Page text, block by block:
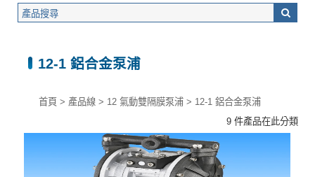
12-1 鋁合金泵浦
首頁 > 產品線 > 12 氣動雙隔膜泵浦 > 12-1 鋁合金泵浦
9 件產品在此分類